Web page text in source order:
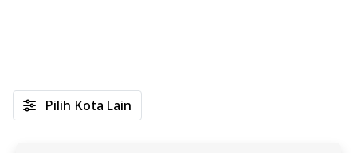
Pilih Kota Lain